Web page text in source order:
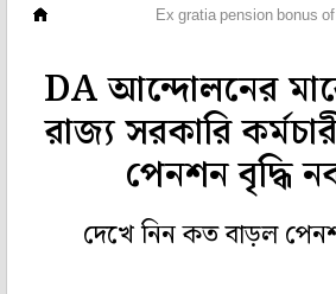
Ex gratia pension bonus
DA আন্দোলনের
রাজ্য সরকারি
পেনশন বৃদ্ধি
দেখে নিন কত বাড়ল